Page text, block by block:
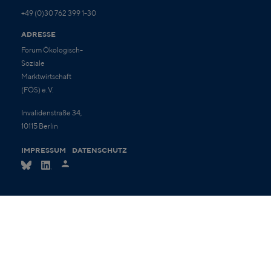
+49 (0)30 762 399 1-30
ADRESSE
Forum Ökologisch-
Soziale
Marktwirtschaft
(FÖS) e.V.
Invalidenstraße 34,
10115 Berlin
IMPRESSUM DATENSCHUTZ